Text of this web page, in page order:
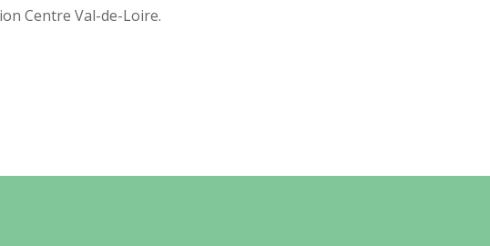
Centre Val-de-Loire.